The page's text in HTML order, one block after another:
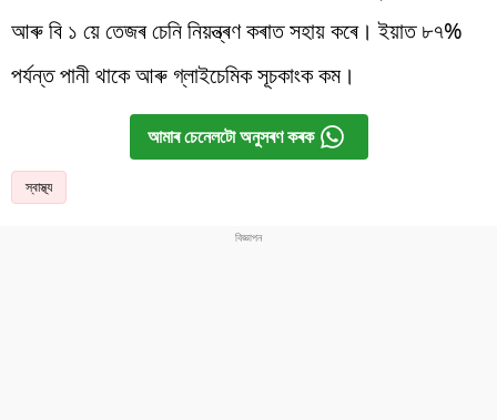
আৰু বি ১ য়ে তেজৰ চেনি নিয়ন্ত্ৰণ কৰাত সহায় কৰে। ইয়াত ৮৭%
পৰ্যন্ত পানী থাকে আৰু গ্লাইচেমিক সূচকাংক কম।
আমাৰ চেনেলটো অনুসৰণ কৰক
স্বাস্থ্য